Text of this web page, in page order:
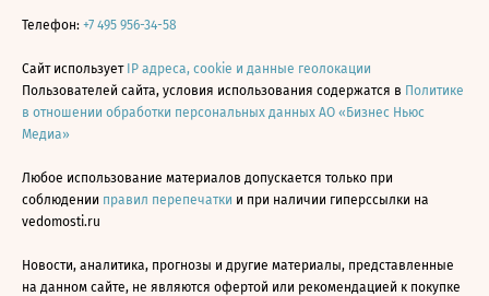
Телефон: +7 495 956-34-58
Сайт использует IP адреса, cookie и данные геолокации
Пользователей сайта, условия использования содержатся в Политике
в отношении обработки персональных данных АО «Бизнес Ньюс
Медиа»
Любое использование материалов допускается только при
соблюдении правил перепечатки и при наличии гиперссылки на
vedomosti.ru
Новости, аналитика, прогнозы и другие материалы, представленные
на данном сайте, не являются офертой или рекомендацией к покупке